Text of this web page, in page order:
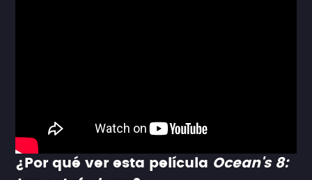
¿Por qué ver esta película Ocean's 8: